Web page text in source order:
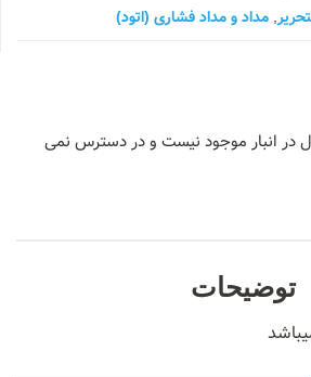
, مداد و مداد فشاری (اتود)
انبار موجود نیست و در دسترس نمی
توضیحات